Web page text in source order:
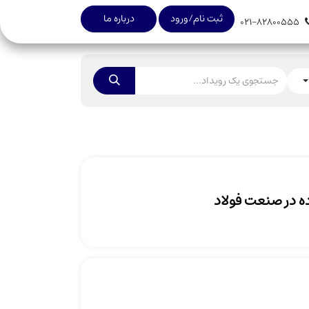
021-82800555 ثبت نام/ورود درباره ما
در صنعت فولاد